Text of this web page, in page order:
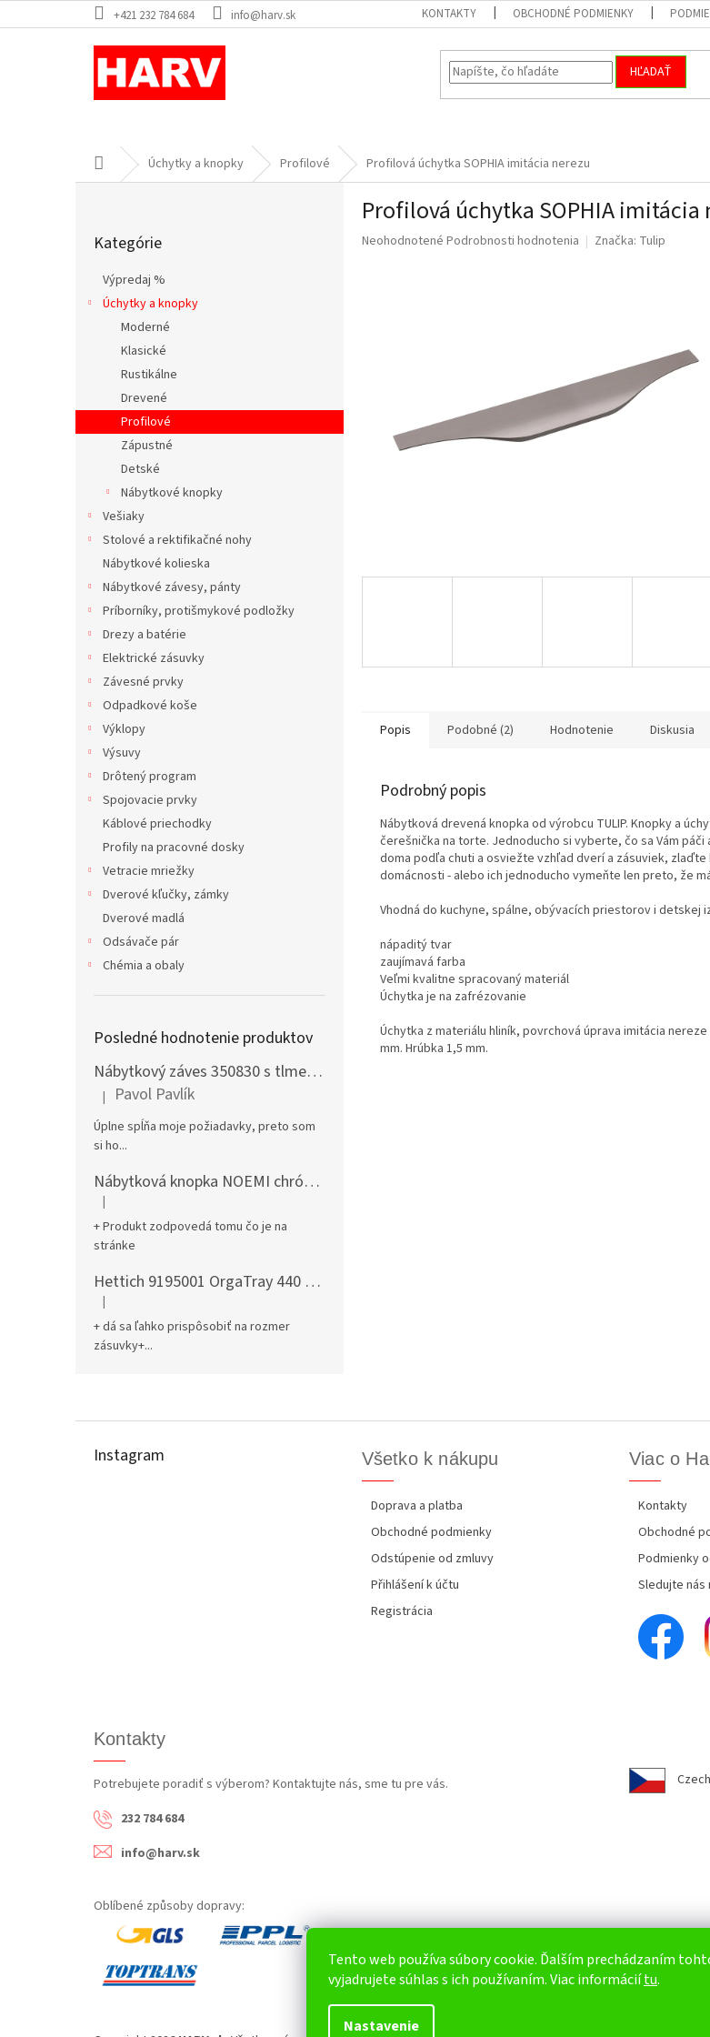
Tento web používa súbory cookie. Ďalším prechádzaním
vyjadrujete súhlas s ich používaním. Viac informáciítu.
Nastavenie
na
+421 232 784 684 info@harv.sk KONTAKTY OBCHODNÉ PODMIENKY
HĽADAŤ
DomovÚchytky a knopky Profilové Profilová úchytka SOPHIA imitácia nerezu
kategórie
Kategórie
Výpredaj %
Úchytky a knopky
Moderné
Klasické
Rustikálne
Drevené
Profilové
Zápustné
Detské
Nábytkové knopky
Vešiaky
Stolové a rektifikačné nohy
Nábytkové kolieska
Nábytkové závesy, pánty
Príborníky, protišmykové podložky
Drezy a batérie
Elektrické zásuvky
Závesné prvky
Odpadkové koše
Výklopy
Výsuvy
Drôtený program
Spojovacie prvky
Káblové priechodky
Profily na pracovné dosky
Vetracie mriežky
Dverové kľučky, zámky
Dverové madlá
Odsávače pár
Chémia a obaly
Posledné hodnotenie produktov
Nábytkový záves 350830 s tlmením naložený + podložka H0 na vrut
Hodnotenie produktu je 5 z 5 hviezdičiek.
| Pavol Pavlík
Úplne spĺňa moje požiadavky, preto som
si ho...
Nábytková knopka NOEMI chróm satén
Hodnotenie produktu je 5 z 5 hviezdičiek.
|
+ Produkt zodpovedá tomu čo je na
stránke
Hettich 9195001 OrgaTray 440 701-800/441-520 mm antracit
Hodnotenie produktu je 5 z 5 hviezdičiek.
|
+ dá sa ľahko prispôsobiť na rozmer
zásuvky+...
Profilová úchytka SOPHIA imitácia
Priemerné
Neohodnotené Podrobnosti hodnotenia Značka: Tulip
Popis Podobné (2) Hodnotenie Diskusia
Podrobný popis
Nábytková drevená knopka od výrobcu TULIP. Knopky a
čerešnička na torte. Jednoducho si vyberte, čo sa Vám
doma podľa chuti a osviežte vzhľad dverí a zásuviek,
domácnosti - alebo ich jednoducho vymeňte len preto, že
Vhodná do kuchyne, spálne, obývacích priestorov i detskej
nápaditý tvar
zaujímavá farba
Veľmi kvalitne spracovaný materiál
Úchytka je na zafrézovanie
Úchytka z materiálu hliník, povrchová úprava imitácia
mm. Hrúbka 1,5 mm.
Instagram Všetko k nákupu
Doprava a platba
Obchodné podmienky
Odstúpenie od zmluvy
Přihlášení k účtu
Registrácia
Viac o
Kontakty
Obchodné
Podmienky
Sledujte nás
Kontakty
Potrebujete poradiť s výberom? Kontaktujte nás, sme tu pre vás.
232 784 684
info@harv.sk
Czech
Oblíbené způsoby dopravy: